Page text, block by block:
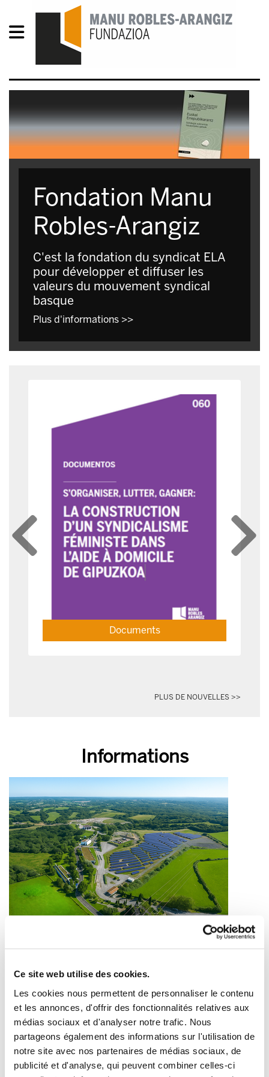
Ce site web utilise des cookies.
Les cookies nous permettent de personnaliser le contenu
et les annonces, d'offrir des fonctionnalités relatives aux
médias sociaux et d'analyser notre trafic. Nous
partageons également des informations sur l'utilisation de
notre site avec nos partenaires de médias sociaux, de
publicité et d'analyse, qui peuvent combiner celles-ci
Fondation Manu
Robles-Arangiz
C'est la fondation du syndicat ELA
pour développer et diffuser les
valeurs du mouvement syndical
basque
Plus d'informations >>
Documents
Prev Next
PLUS DE NOUVELLES >>
Informations
(ENBATA) Énergie citoyenne : comment I-Ener et
Enargia veulent relocaliser l’électricité au Pays